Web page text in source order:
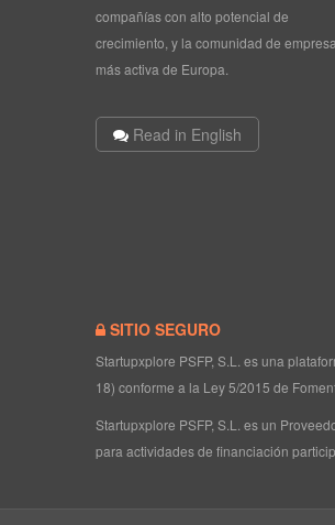
compañías con alto potencial de
crecimiento, y la comunidad de
más activa de Europa.
Read in English
SITIO SEGURO
Startupxplore PSFP, S.L. es una
18) conforme a la Ley 5/2015 de
Startupxplore PSFP, S.L. es un
para actividades de financiación